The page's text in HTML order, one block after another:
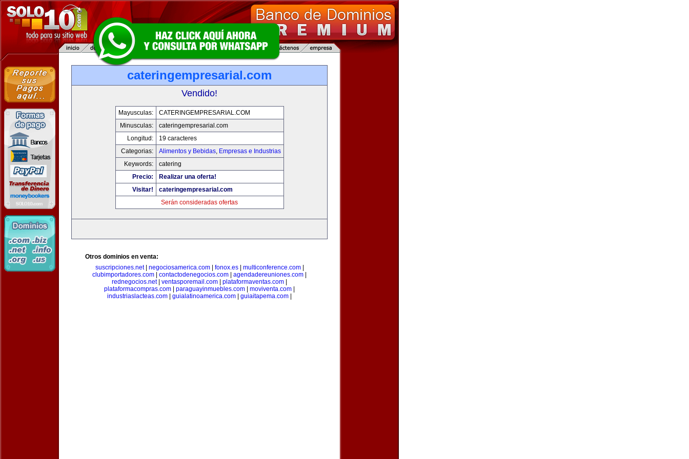
cateringempresarial.com
Vendido!
Mayusculas:
CATERINGEMPRESARIAL.COM
Minusculas:
cateringempresarial.com
Longitud:
19 caracteres
Categorias:
Alimentos y Bebidas, Empresas e Industrias
Keywords:
catering
Precio:
Realizar una oferta!
Visitar!
cateringempresarial.com
Serán consideradas ofertas
Otros dominios en venta:
suscripciones.net| negociosamerica.com| fonox.es| multiconference.com|
clubimportadores.com
contactodenegocios.com agendadereuniones.com
rednegocios.net| ventasporemail.com plataformaventas.com
plataformacompras.com
paraguayinmuebles.com moviventa.com
industriaslacteas.com
guialatinoamerica.com guiaitapema.com